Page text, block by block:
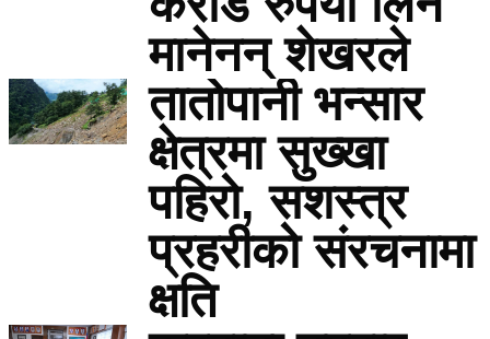
मानेनन् शेखरले
तातोपानी भन्सार
क्षेत्रमा सुख्खा
पहिरो, सशस्त्र
प्रहरीको संरचनामा
क्षति